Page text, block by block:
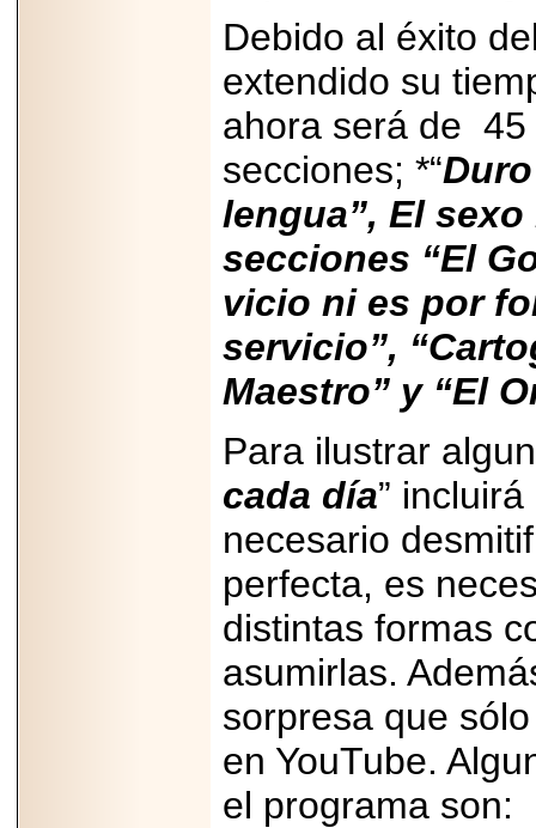
Debido al éxito
extendido su
ahora será de 45
secciones; *“
lengua”, El
secciones “El
vicio ni es por
servicio”,
Maestro” y “El
Para ilustrar
cada día”
necesario
perfecta, es
distintas formas
asumirlas.
sorpresa que
en YouTube.
el programa son: